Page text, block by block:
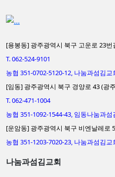
[용봉동] 광주광역시 북구 고운로 23
T. 062-524-9101
농협 351-0702-5120-12, 나눔과섬김교
[임동] 광주광역시 북구 경양로 43 (광
T. 062-471-1004
농협 351-1092-1544-43, 임동나눔과섬
[운암동] 광주광역시 북구 비엔날레로
농협 351-1203-7020-23, 나눔과섬김교
나눔과섬김교회